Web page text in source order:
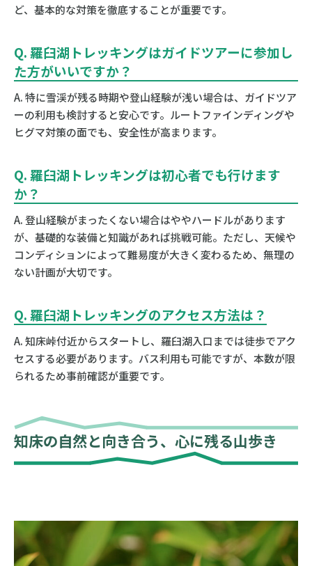
ど、基本的な対策を徹底することが重要です。
Q. 羅臼湖トレッキングはガイドツアーに参加し
た方がいいですか？
A. 特に雪渓が残る時期や登山経験が浅い場合は、ガイドツア
ーの利用も検討すると安心です。ルートファインディングや
ヒグマ対策の面でも、安全性が高まります。
Q. 羅臼湖トレッキングは初心者でも行けます
か？
A. 登山経験がまったくない場合はややハードルがあります
が、基礎的な装備と知識があれば挑戦可能。ただし、天候や
コンディションによって難易度が大きく変わるため、無理の
ない計画が大切です。
Q. 羅臼湖トレッキングのアクセス方法は？
A. 知床峠付近からスタートし、羅臼湖入口までは徒歩でアク
セスする必要があります。バス利用も可能ですが、本数が限
られるため事前確認が重要です。
知床の自然と向き合う、心に残る山歩き